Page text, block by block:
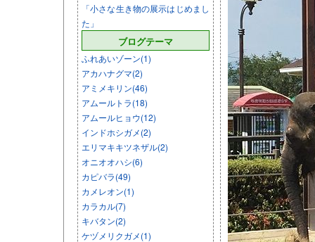
「小さな生き物の展示はじめまし
た」
ブログテーマ
ふれあいゾーン(1)
アカハナグマ(2)
アミメキリン(46)
アムールトラ(18)
アムールヒョウ(12)
インドホシガメ(2)
エリマキキツネザル(2)
オニオオハシ(6)
カピバラ(49)
カメレオン(1)
カラカル(7)
キバタン(2)
ケヅメリクガメ(1)